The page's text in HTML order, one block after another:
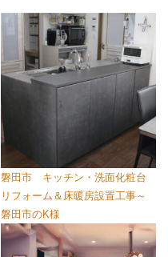
磐田市 キッチン・洗面化粧台
リフォーム＆床暖房設置工事～
磐田市のK様